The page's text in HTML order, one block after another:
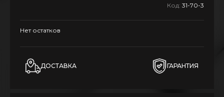
Код: 31-70-3
Нет остатков
ДОСТАВКА ГАРАНТИЯ